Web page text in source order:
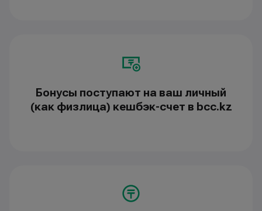
Бонусы поступают на ваш личный
(как физлица) кешбэк-счет в bcc.kz